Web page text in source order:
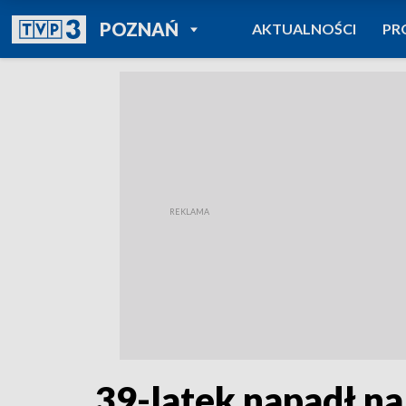
POZNAŃPOWRÓT DO
TVP REGIONY
AKTUALNOŚCI